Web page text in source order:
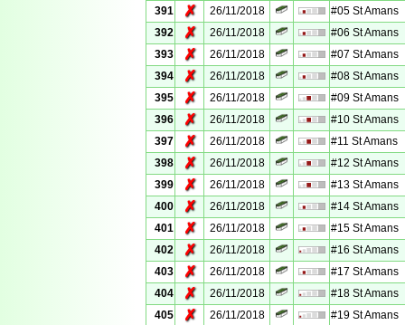
391
✗ 26/11/2018
#05 St Amans
392
✗ 26/11/2018
#06 St Amans
393
✗ 26/11/2018
#07 St Amans
394
✗ 26/11/2018
#08 St Amans
395
✗ 26/11/2018
#09 St Amans
396
✗ 26/11/2018
#10 St Amans
397
✗ 26/11/2018
#11 St Amans
398
✗ 26/11/2018
#12 St Amans
399
✗ 26/11/2018
#13 St Amans
400
✗ 26/11/2018
#14 St Amans
401
✗ 26/11/2018
#15 St Amans
402
✗ 26/11/2018
#16 St Amans
403
✗ 26/11/2018
#17 St Amans
404
✗ 26/11/2018
#18 St Amans
405
✗ 26/11/2018
#19 St Amans